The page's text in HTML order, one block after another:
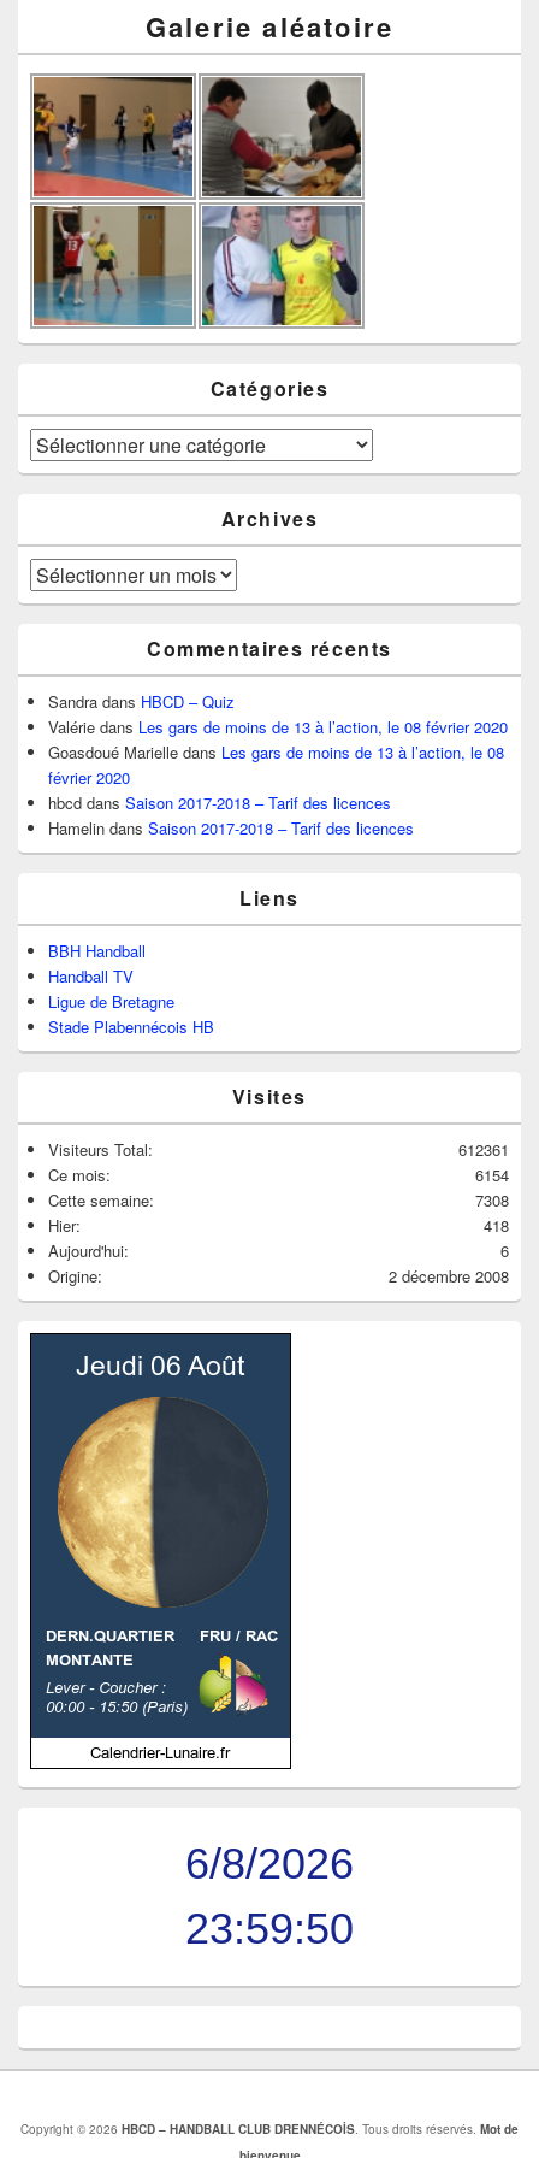
Galerie aléatoire
Catégories
Catégories
Archives
Archives
Commentaires récents
Sandra dans HBCD – Quiz
Valérie dans Les gars de moins de 13 à l’action, le 08 février 2020
Goasdoué Marielle dans Les gars de moins de 13 à l’action, le 08
février 2020
hbcd dans Saison 2017-2018 – Tarif des licences
Hamelin dans Saison 2017-2018 – Tarif des licences
Liens
BBH Handball
Handball TV
Ligue de Bretagne
Stade Plabennécois HB
Visites
612361
Visiteurs Total:
6154
Ce mois:
7308
Cette semaine:
418
Hier:
6
Aujourd'hui:
2 décembre 2008
Origine:
6/8/2026
23:59:50
Copyright © 2026 HBCD – HANDBALL CLUB DRENNÉCOİS. Tous droits réservés. Mot de